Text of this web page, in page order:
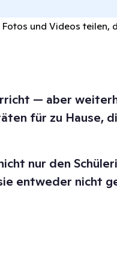
und Videos teilen,
— aber
für zu
nur den
entweder nicht